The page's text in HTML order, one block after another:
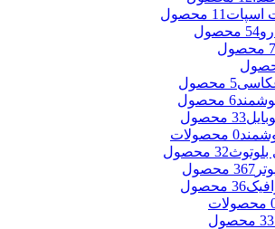
اسپات 11 محصول
54 محصول
5 محصول
6 محصول
33 محصول
0 محصولات
32 محصول
367 محصول
36 محصول
محصول